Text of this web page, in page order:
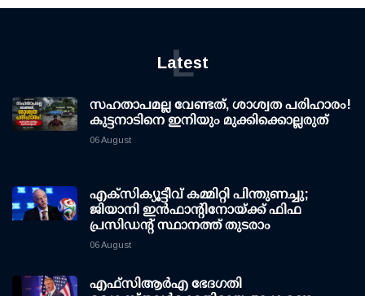
Latest
L
സഹതാപമല്ല വേണ്ടത്, ശാശ്വത പരിഹാരം!
കുട്ടനാടിനെ ഇനിയും മുക്കിക്കൊല്ലരുത്
06 August
എക്സിക്യൂട്ടീവ് കമ്മിറ്റി പിന്തുണച്ചു;
ജിയാനി ഇന്‍ഫാന്റിനോയ്ക്ക് ഫിഫ
പ്രസിഡന്റ് സ്ഥാനത്ത് തുടരാം
06 August
എഫ്‌സി‌ആര്‍‌എ ഭേദഗതി